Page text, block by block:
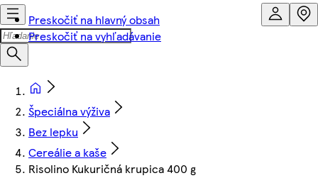
Preskočiť na hlavný obsah
Preskočiť na vyhľadávanie
Špeciálna výživa
Bez lepku
Cereálie a kaše
Risolino Kukuričná krupica 400 g